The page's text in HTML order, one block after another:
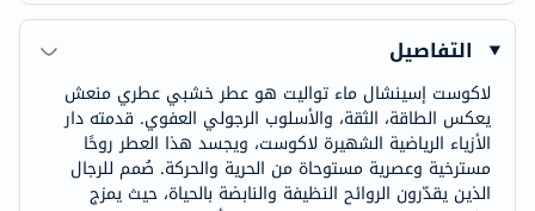
التفاصيل
لاكوست إسينشال ماء تواليت هو عطر خشبي عطري منعش
يعكس الطاقة، الثقة، والأسلوب الرجولي العفوي. قدمته دار
الأزياء الرياضية الشهيرة لاكوست، ويجسد هذا العطر روحًا
مسترخية وعصرية مستوحاة من الحرية والحركة. صُمم للرجال
الذين يقدّرون الروائح النظيفة والنابضة بالحياة، حيث يمزج